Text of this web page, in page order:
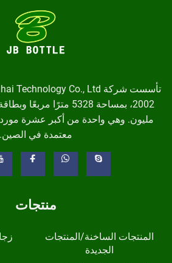
مليون. وهي واحدة من أكبر عشرة
معتمدة في الصين.
منتجات
المنتجات الساخنة/المنتجات
الجديدة